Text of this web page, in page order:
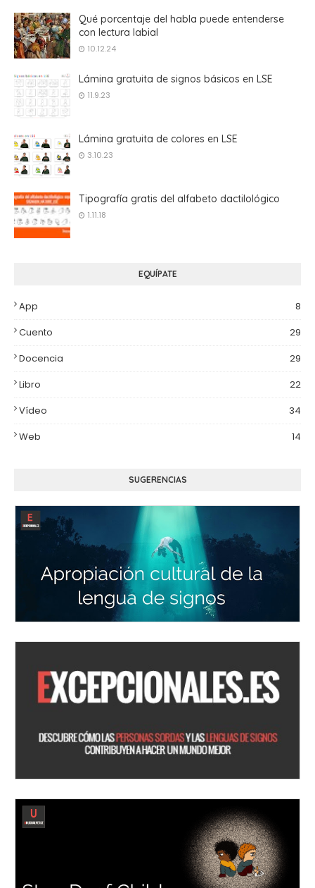
Qué porcentaje del habla puede entenderse
con lectura labial
10.12.24
Lámina gratuita de signos básicos en LSE
11.9.23
Lámina gratuita de colores en LSE
3.10.23
Tipografía gratis del alfabeto dactilológico
1.11.18
EQUÍPATE
App
8
Cuento
29
Docencia
29
Libro
22
Vídeo
34
Web
14
SUGERENCIAS